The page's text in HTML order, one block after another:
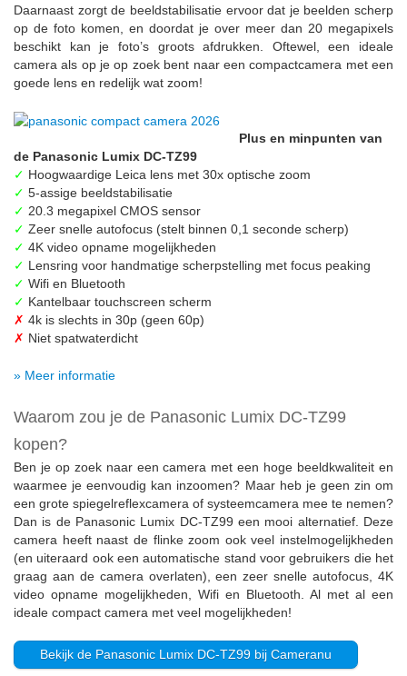
Daarnaast zorgt de beeldstabilisatie ervoor dat je beelden scherp
op de foto komen, en doordat je over meer dan 20 megapixels
beschikt kan je foto’s groots afdrukken. Oftewel, een ideale
camera als op je op zoek bent naar een compactcamera met een
goede lens en redelijk wat zoom!
Plus en minpunten van
de Panasonic Lumix DC-TZ99
✓ Hoogwaardige Leica lens met 30x optische zoom
✓ 5-assige beeldstabilisatie
✓ 20.3 megapixel CMOS sensor
✓ Zeer snelle autofocus (stelt binnen 0,1 seconde scherp)
✓ 4K video opname mogelijkheden
✓ Lensring voor handmatige scherpstelling met focus peaking
✓ Wifi en Bluetooth
✓ Kantelbaar touchscreen scherm
✗ 4k is slechts in 30p (geen 60p)
✗ Niet spatwaterdicht
» Meer informatie
Waarom zou je de Panasonic Lumix DC-TZ99
kopen?
Ben je op zoek naar een camera met een hoge beeldkwaliteit en
waarmee je eenvoudig kan inzoomen? Maar heb je geen zin om
een grote spiegelreflexcamera of systeemcamera mee te nemen?
Dan is de Panasonic Lumix DC-TZ99 een mooi alternatief. Deze
camera heeft naast de flinke zoom ook veel instelmogelijkheden
(en uiteraard ook een automatische stand voor gebruikers die het
graag aan de camera overlaten), een zeer snelle autofocus, 4K
video opname mogelijkheden, Wifi en Bluetooth. Al met al een
ideale compact camera met veel mogelijkheden!
Bekijk de Panasonic Lumix DC-TZ99 bij Cameranu